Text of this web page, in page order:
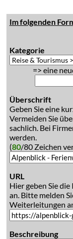
Im folgenden
Kategorie
=> eine
Überschrift
Geben Sie eine
Vermeiden Sie
sachlich. Bei
werden.
(80/80 Zeichen
URL
Hier geben Sie
an. Bitte melden
Weiterleitungen
Beschreibung